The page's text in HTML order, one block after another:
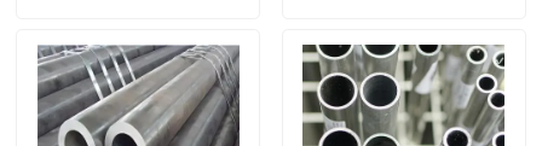
المنتجات
فيديوهات